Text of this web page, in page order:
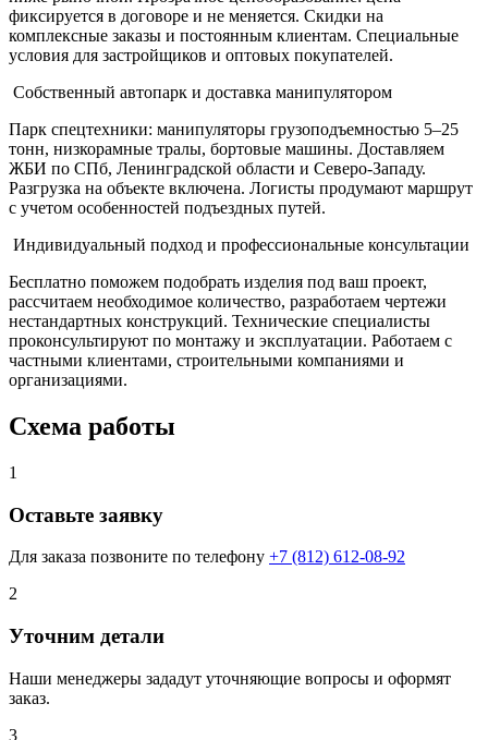
фиксируется в договоре и не меняется. Скидки на
комплексные заказы и постоянным клиентам. Специальные
условия для застройщиков и оптовых покупателей.
Собственный автопарк и доставка манипулятором
Парк спецтехники: манипуляторы грузоподъемностью 5–25
тонн, низкорамные тралы, бортовые машины. Доставляем
ЖБИ по СПб, Ленинградской области и Северо-Западу.
Разгрузка на объекте включена. Логисты продумают маршрут
с учетом особенностей подъездных путей.
Индивидуальный подход и профессиональные консультации
Бесплатно поможем подобрать изделия под ваш проект,
рассчитаем необходимое количество, разработаем чертежи
нестандартных конструкций. Технические специалисты
проконсультируют по монтажу и эксплуатации. Работаем с
частными клиентами, строительными компаниями и
организациями.
Схема работы
1
Оставьте заявку
Для заказа позвоните по телефону +7 (812) 612-08-92
2
Уточним детали
Наши менеджеры зададут уточняющие вопросы и оформят
заказ.
3